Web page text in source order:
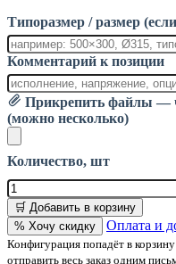
Типоразмер / размер
Комментарий к позиции
Прикрепить файлы —
(можно несколько)
Количество, шт
🛒 Добавить в корзину
% Хочу скидку
Оплата и
Конфигурация попадёт в
отправить весь заказ одним